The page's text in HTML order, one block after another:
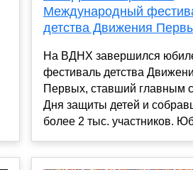
Международный
детства Движения
На ВДНХ завершился
фестиваль детства
Первых, ставший главным
Дня защиты детей и
более 2 тыс. участников.